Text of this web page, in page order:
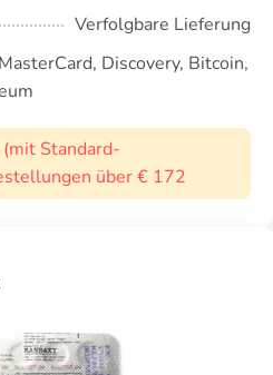
Verfolgbare Lieferung
Discovery, Bitcoin,
Standard-
über € 172